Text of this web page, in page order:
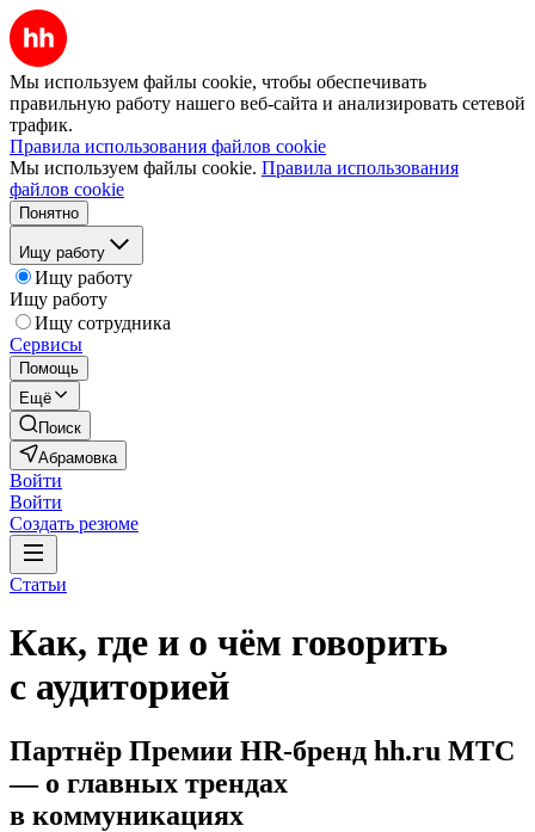
Мы используем файлы cookie, чтобы обеспечивать
правильную работу нашего веб-сайта и анализировать сетевой
трафик.
Правила использования файлов cookie
Мы используем файлы cookie. Правила использования
файлов cookie
Понятно
Ищу работу
Ищу работу
Ищу работу
Ищу сотрудника
Сервисы
Помощь
Ещё
Поиск
Абрамовка
Войти
Войти
Создать резюме
Статьи
Как, где и о чём говорить
с аудиторией
Партнёр Премии HR-бренд hh.ru МТС
— о главных трендах
в коммуникациях